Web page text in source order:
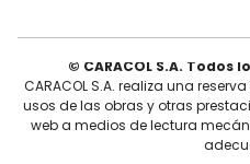
© CARACOL S.A. Todos
CARACOL S.A. realiza una
usos de las obras y otras
web a medios de lectura